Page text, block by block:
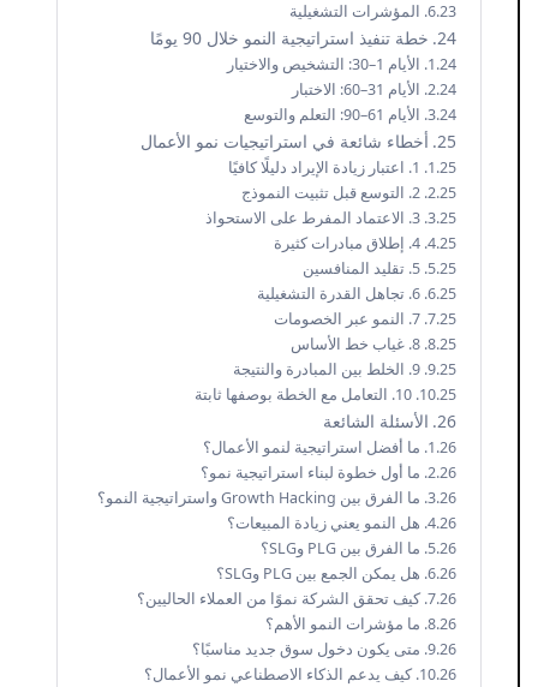
المؤشرات التشغيلية
خطة تنفيذ استراتيجية النمو خلال 90 يومًا
الأيام 1–30: التشخيص والاختيار
الأيام 31–60: الاختبار
الأيام 61–90: التعلم والتوسع
أخطاء شائعة في استراتيجيات نمو الأعمال
1. اعتبار زيادة الإيراد دليلًا كافيًا
2. التوسع قبل تثبيت النموذج
3. الاعتماد المفرط على الاستحواذ
4. إطلاق مبادرات كثيرة
5. تقليد المنافسين
6. تجاهل القدرة التشغيلية
7. النمو عبر الخصومات
8. غياب خط الأساس
9. الخلط بين المبادرة والنتيجة
10. التعامل مع الخطة بوصفها ثابتة
الأسئلة الشائعة
ما أفضل استراتيجية لنمو الأعمال؟
ما أول خطوة لبناء استراتيجية نمو؟
ما الفرق بين Growth Hacking واستراتيجية النمو؟
هل النمو يعني زيادة المبيعات؟
ما الفرق بين PLG وSLG؟
هل يمكن الجمع بين PLG وSLG؟
كيف تحقق الشركة نموًا من العملاء الحاليين؟
ما مؤشرات النمو الأهم؟
متى يكون دخول سوق جديد مناسبًا؟
كيف يدعم الذكاء الاصطناعي نمو الأعمال؟